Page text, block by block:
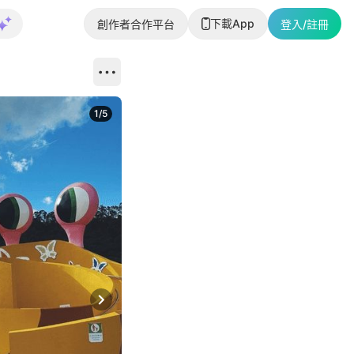
創作者合作平台 下載App 登入/註冊
Next slide
1/5